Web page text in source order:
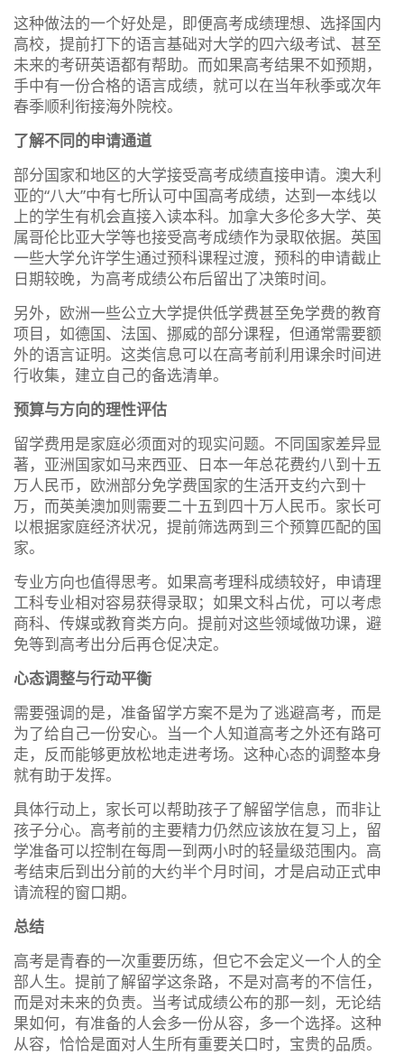
这种做法的一个好处是，即便高考成绩理想、选择国内
高校，提前打下的语言基础对大学的四六级考试、甚至
未来的考研英语都有帮助。而如果高考结果不如预期，
手中有一份合格的语言成绩，就可以在当年秋季或次年
春季顺利衔接海外院校。
了解不同的申请通道
部分国家和地区的大学接受高考成绩直接申请。澳大利
亚的“八大”中有七所认可中国高考成绩，达到一本线以
上的学生有机会直接入读本科。加拿大多伦多大学、英
属哥伦比亚大学等也接受高考成绩作为录取依据。英国
一些大学允许学生通过预科课程过渡，预科的申请截止
日期较晚，为高考成绩公布后留出了决策时间。
另外，欧洲一些公立大学提供低学费甚至免学费的教育
项目，如德国、法国、挪威的部分课程，但通常需要额
外的语言证明。这类信息可以在高考前利用课余时间进
行收集，建立自己的备选清单。
预算与方向的理性评估
留学费用是家庭必须面对的现实问题。不同国家差异显
著，亚洲国家如马来西亚、日本一年总花费约八到十五
万人民币，欧洲部分免学费国家的生活开支约六到十
万，而英美澳加则需要二十五到四十万人民币。家长可
以根据家庭经济状况，提前筛选两到三个预算匹配的国
家。
专业方向也值得思考。如果高考理科成绩较好，申请理
工科专业相对容易获得录取；如果文科占优，可以考虑
商科、传媒或教育类方向。提前对这些领域做功课，避
免等到高考出分后再仓促决定。
心态调整与行动平衡
需要强调的是，准备留学方案不是为了逃避高考，而是
为了给自己一份安心。当一个人知道高考之外还有路可
走，反而能够更放松地走进考场。这种心态的调整本身
就有助于发挥。
具体行动上，家长可以帮助孩子了解留学信息，而非让
孩子分心。高考前的主要精力仍然应该放在复习上，留
学准备可以控制在每周一到两小时的轻量级范围内。高
考结束后到出分前的大约半个月时间，才是启动正式申
请流程的窗口期。
总结
高考是青春的一次重要历练，但它不会定义一个人的全
部人生。提前了解留学这条路，不是对高考的不信任，
而是对未来的负责。当考试成绩公布的那一刻，无论结
果如何，有准备的人会多一份从容，多一个选择。这种
从容，恰恰是面对人生所有重要关口时，宝贵的品质。